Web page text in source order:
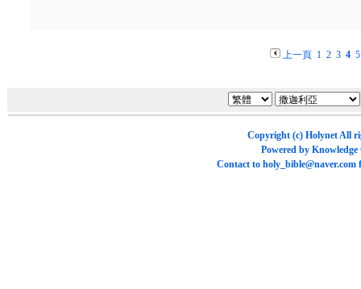
上一頁 1 2 3 4 5
Copyright (c) HolynetAll
Powered by Knowledge
Contact to holy_bible@naver.com